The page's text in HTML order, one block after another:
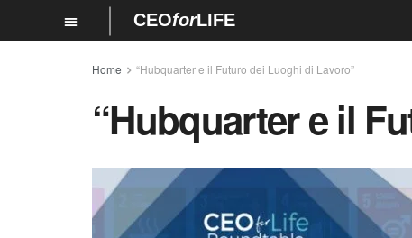
CEOforLIFE
Home “Hubquarter e il Futuro dei Luoghi di Lavoro”
“Hubquarter e il